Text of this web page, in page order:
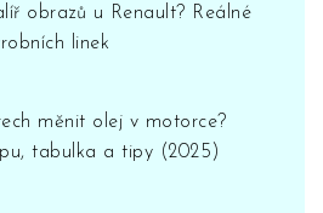
obrazů u Renault? Reálné
linek
měnit olej v motorce?
tabulka a tipy (2025)